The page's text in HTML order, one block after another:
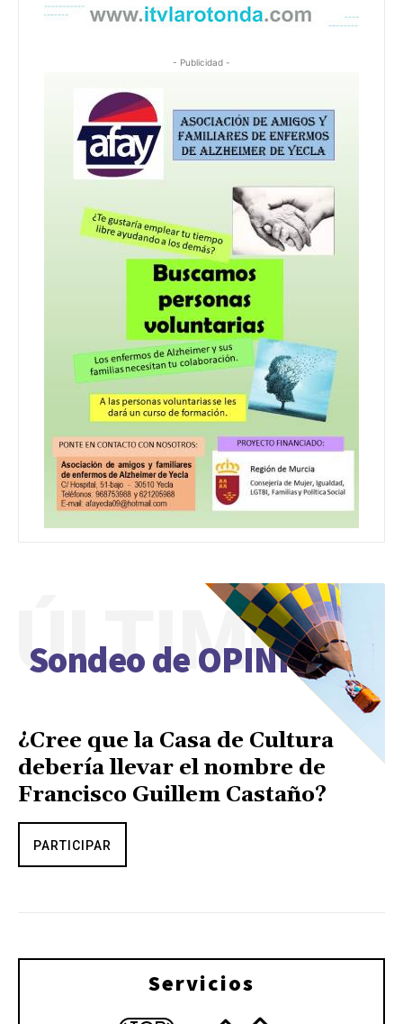
- Publicidad -
Sondeo de OPINIÓN
ÚLTIMO
¿Cree que la Casa de Cultura
debería llevar el nombre de
Francisco Guillem Castaño?
PARTICIPAR
Servicios